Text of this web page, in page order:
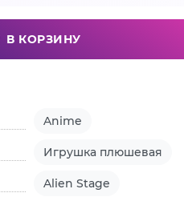
В КОРЗИНУ
Anime
Игрушка плюшевая
Alien Stage